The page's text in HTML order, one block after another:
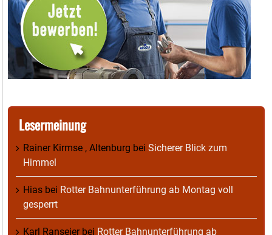
Lesermeinung
Rainer Kirmse , Altenburg bei Sicherer Blick zum
Himmel
Hias bei Rotter Bahnunterführung ab Montag voll
gesperrt
Karl Ranseierbei Rotter Bahnunterführung ab